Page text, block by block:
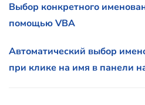
Выбор конкретного
помощью VBA
Автоматический выбор
при клике на имя в панели